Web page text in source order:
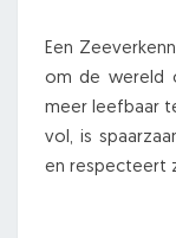
Een
om de wereld
meer leefbaar
vol, is
en respecteert